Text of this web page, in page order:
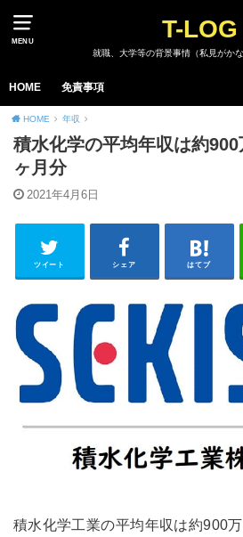
MENU T-LOG
就職、大学等の背景事情（私見がか
HOME 免責事項
HOME 年収
積水化学の平均年収は約
ヶ月分
2021年4月6日
ツイート シェア はてブ
積水化学工業の平均年収は約900